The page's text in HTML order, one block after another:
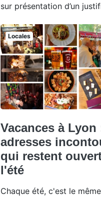
sur présentation d’un
Locales
Vacances à Lyon
adresses
qui restent
l'été
Chaque été, c'est le